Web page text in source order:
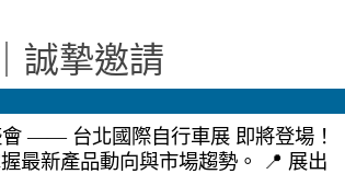
誠摯邀請
會 —— 台北國際自行車展 即將登場！
最新產品動向與市場趨勢。 📍 展出